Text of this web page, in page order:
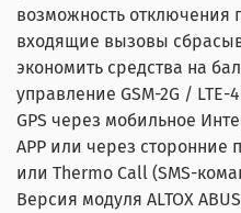
возможность отключения
входящие вызовы
экономить средства на
управление GSM-2G / LTE-
GPS через мобильное
APP или через сторонние
или Thermo Call (SMS-
Версия модуля ALTOX